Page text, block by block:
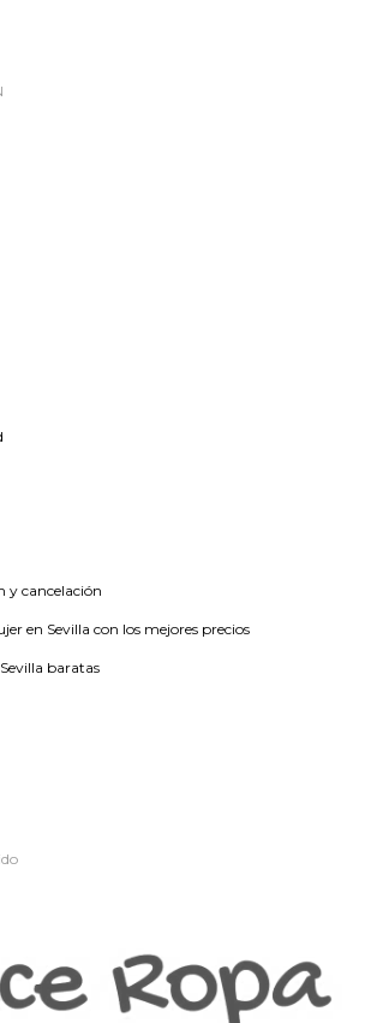
y cancelación
en Sevilla con los mejores precios
baratas